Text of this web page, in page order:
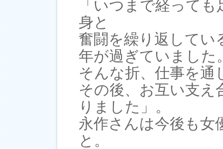
「いつまで経って
身と
奮闘を繰り返してい
年が過ぎていました
そんな折、仕事を通
その後、お互い支え
りました」。
永作さんは今後も女
と。